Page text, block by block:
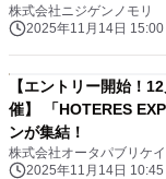
株式会社ニジゲンノモリ
2025年11月14日 15:00
【エントリー開始！
催】 「HOTERES
ンが集結！
株式会社オータパブリケ
2025年11月14日 10:45